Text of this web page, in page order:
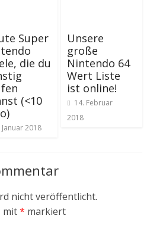
Super
die du
(<10
Januar 2018
Unsere
große
Nintendo 64
Wert Liste
ist online!
14. Februar
2018
nicht veröffentlicht.
mit* markiert